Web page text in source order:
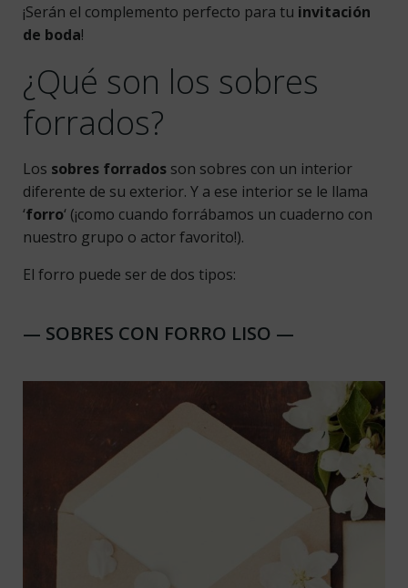
¡Serán el complemento perfecto para tu invitación
de boda!
¿Qué son los sobres
forrados?
Los sobres forrados son sobres con un interior
diferente de su exterior. Y a ese interior se le llama
‘forro‘ (¡como cuando forrábamos un cuaderno con
nuestro grupo o actor favorito!).
El forro puede ser de dos tipos:
— SOBRES CON FORRO LISO —